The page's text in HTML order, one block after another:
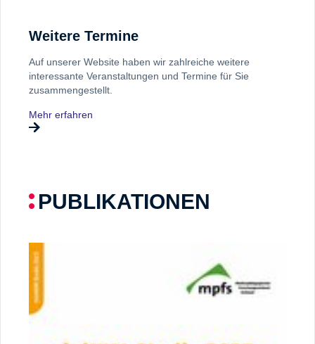
Weitere Termine
Auf unserer Website haben wir zahlreiche weitere
interessante Veranstaltungen und Termine für Sie
zusammengestellt.
Mehr erfahren
PUBLIKATIONEN